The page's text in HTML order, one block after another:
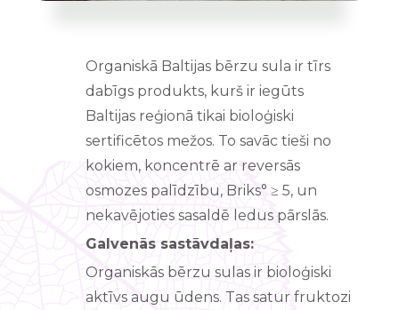
Organiskā Baltijas bērzu sula ir tīrs
dabīgs produkts, kurš ir iegūts
Baltijas reģionā tikai bioloģiski
sertificētos mežos. To savāc tieši no
kokiem, koncentrē ar reversās
osmozes palīdzību, Briks° ≥ 5, un
nekavējoties sasaldē ledus pārslās.
Galvenās sastāvdaļas:
Organiskās bērzu sulas ir bioloģiski
aktīvs augu ūdens. Tas satur fruktozi